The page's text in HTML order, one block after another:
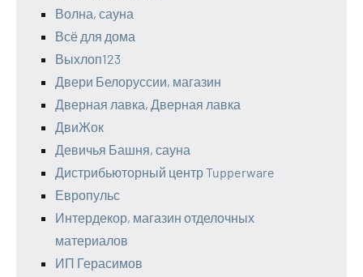
Волна, сауна
Всё для дома
Выхлоп123
Двери Белоруссии, магазин
Дверная лавка, Дверная лавка
ДвиЖок
Девичья Башня, сауна
Дистрибьюторный центр Tupperware
Европульс
Интердекор, магазин отделочных
материалов
ИП Герасимов